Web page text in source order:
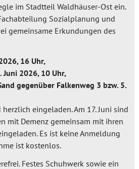
im Stadtteil Waldhäuser-Ost ein.
Sozialplanung und
gemeinsame Erkundungen des
16 Uhr,
Juni 2026, 10 Uhr,
gegenüber Falkenweg 3 bzw. 5.
eingeladen. Am 17. Juni sind
mit Demenz gemeinsam mit ihren
Es ist keine Anmeldung
ist kostenlos.
Festes Schuhwerk sowie ein